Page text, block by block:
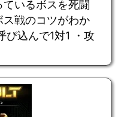
いるボスを死闘
戦のコツがわか
び込んで1対1 ・攻